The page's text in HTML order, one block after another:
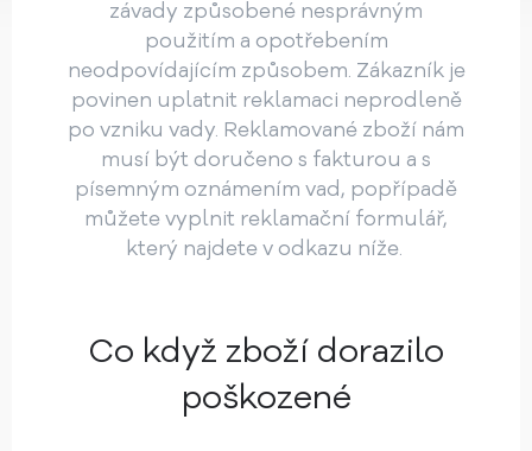
závady způsobené nesprávným
použitím a opotřebením
neodpovídajícím způsobem. Zákazník je
povinen uplatnit reklamaci neprodleně
po vzniku vady. Reklamované zboží nám
musí být doručeno s fakturou a s
písemným oznámením vad, popřípadě
můžete vyplnit reklamační formulář,
který najdete v odkazu níže.
Co když zboží dorazilo
poškozené